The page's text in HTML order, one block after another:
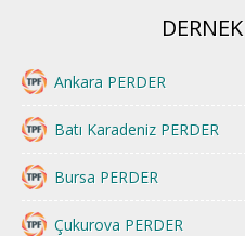
Ankara PERDER
Batı Karadeniz PERDER
Bursa PERDER
Çukurova PERDER